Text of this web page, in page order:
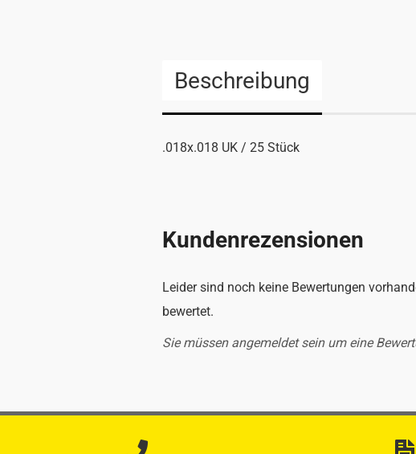
Beschreibung
.018x.018 UK / 25 Stück
Kundenrezensionen
Leider sind noch keine Bewertungen
bewertet.
Sie müssen angemeldet sein um eine